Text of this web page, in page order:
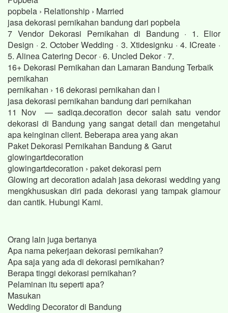
popbela › Relationship › Married
jasa dekorasi pernikahan bandung dari popbela
7 Vendor Dekorasi Pernikahan di Bandung · 1. Elior
Design · 2. October Wedding · 3. Xtidesignku · 4. ICreate ·
5. Alinea Catering Decor · 6. Uncled Dekor · 7.
16+ Dekorasi Pernikahan dan Lamaran Bandung Terbaik
pernikahan
pernikahan › 16 dekorasi pernikahan dan l
jasa dekorasi pernikahan bandung dari pernikahan
11 Nov — sadiqa.decoration decor salah satu vendor
dekorasi di Bandung yang sangat detail dan mengetahui
apa keinginan client. Beberapa area yang akan
Paket Dekorasi Pernikahan Bandung & Garut
glowingartdecoration
glowingartdecoration › paket dekorasi pern
Glowing art decoration adalah jasa dekorasi wedding yang
mengkhususkan diri pada dekorasi yang tampak glamour
dan cantik. Hubungi Kami.
Orang lain juga bertanya
Apa nama pekerjaan dekorasi pernikahan?
Apa saja yang ada di dekorasi pernikahan?
Berapa tinggi dekorasi pernikahan?
Pelaminan itu seperti apa?
Masukan
Wedding Decorator di Bandung